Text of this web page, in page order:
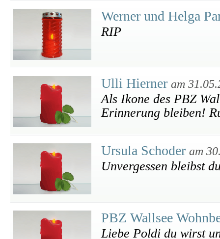
Werner und Helga
RIP
Ulli Hierner am
Als Ikone des PBZ
Erinnerung bleiben!
Ursula Schoder am
Unvergessen bleibst
PBZ Wallsee
Liebe Poldi du wirst